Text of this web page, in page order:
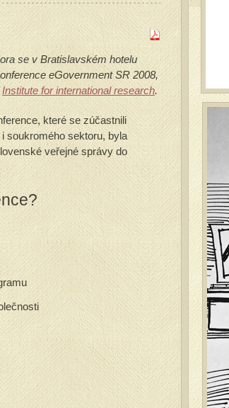
se v Bratislavském hotelu
eGovernment SR 2008,
Institute for international research.
které se zúčastnili
soukromého sektoru, byla
veřejné správy do